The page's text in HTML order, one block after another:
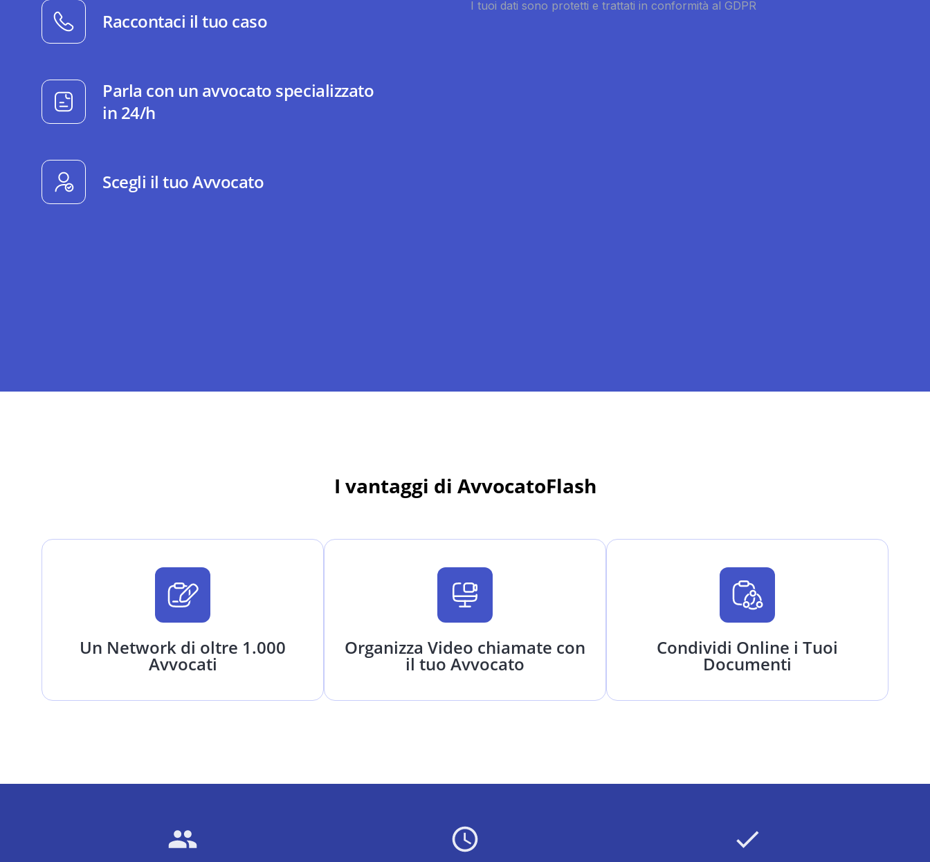
Raccontaci il tuo caso
Parla con un avvocato specializzato
in 24/h
Scegli il tuo Avvocato
I vantaggi di AvvocatoFlash
Un Network di oltre 1.000
Avvocati
Organizza Video chiamate con
il tuo Avvocato
Condividi Online i Tuoi
Documenti